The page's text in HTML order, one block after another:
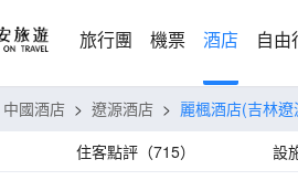
旅行團 機票 酒店 自由
中國酒店 > 遼源酒店 > 麗楓酒店(吉林遼
住客點評（715） 設